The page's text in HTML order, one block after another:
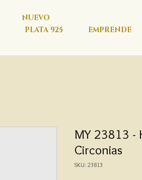
PLATA 925 EMPRENDE
NUEVO
MY 23813 -
Circonias
SKU: 23813